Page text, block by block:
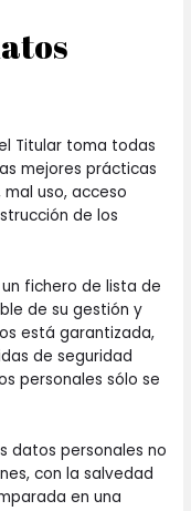
Titular toma todas
mejores prácticas
uso, acceso
de los
fichero de lista de
de su gestión y
está garantizada,
de seguridad
personales sólo se
datos personales no
con la salvedad
en una